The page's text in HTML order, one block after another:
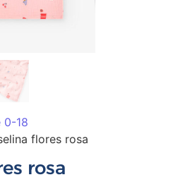
0-18
flores rosa
rosa